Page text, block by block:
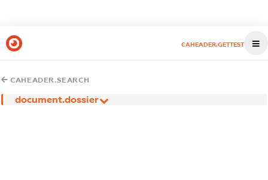
CAHEADER.GETTEST
CAHEADER.SEARCH
document.dossier